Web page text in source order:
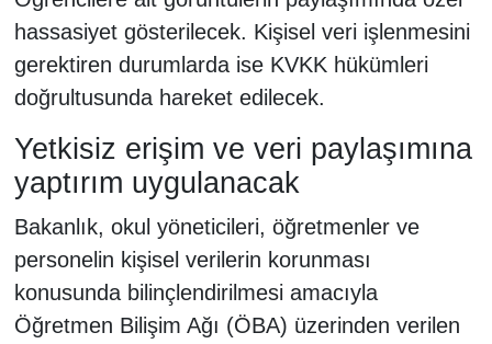
hassasiyet gösterilecek. Kişisel veri işlenmesini
gerektiren durumlarda ise KVKK hükümleri
doğrultusunda hareket edilecek.
Yetkisiz erişim ve veri paylaşımına
yaptırım uygulanacak
Bakanlık, okul yöneticileri, öğretmenler ve
personelin kişisel verilerin korunması
konusunda bilinçlendirilmesi amacıyla
Öğretmen Bilişim Ağı (ÖBA) üzerinden verilen